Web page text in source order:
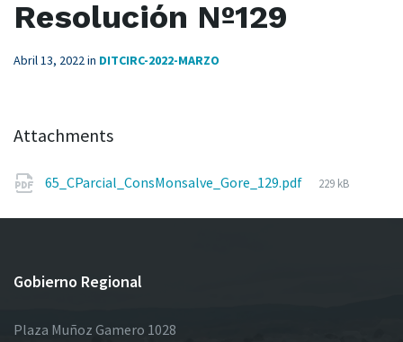
Resolución Nº129
Abril 13, 2022in DITCIRC-2022-MARZO
Attachments
65_CParcial_ConsMonsalve_Gore_129.pdf
File
229 kB
Gobierno Regional
Plaza Muñoz Gamero 1028